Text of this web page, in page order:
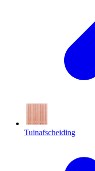
Tuinafscheiding